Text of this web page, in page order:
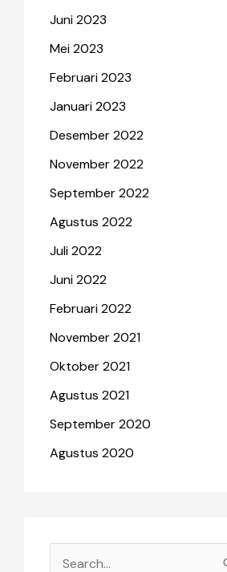
Juni 2023
Mei 2023
Februari 2023
Januari 2023
Desember 2022
November 2022
September 2022
Agustus 2022
Juli 2022
Juni 2022
Februari 2022
November 2021
Oktober 2021
Agustus 2021
September 2020
Agustus 2020